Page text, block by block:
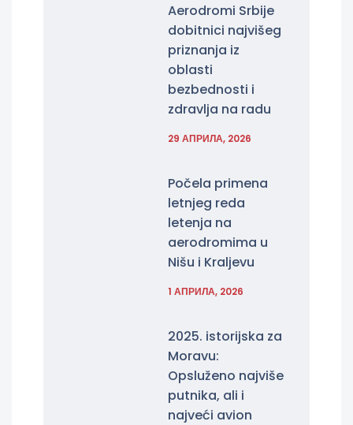
Aerodromi Srbije
dobitnici najvišeg
priznanja iz
oblasti
bezbednosti i
zdravlja na radu
29 АПРИЛА, 2026
Počela primena
letnjeg reda
letenja na
aerodromima u
Nišu i Kraljevu
1 АПРИЛА, 2026
2025. istorijska za
Moravu:
Opsluženo najviše
putnika, ali i
najveći avion